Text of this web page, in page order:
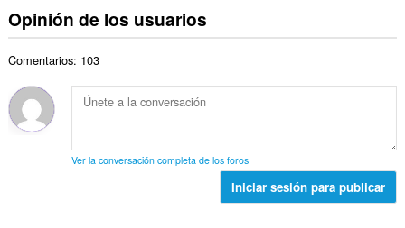
o
n
:
o
r
i
o
s
e
v
o
r
c
i
o
t
d
e
l
e
t
o
l
Opinión de los usuarios
Comentarios: 103
Ver la conversación completa de los foros
Iniciar sesión para publicar